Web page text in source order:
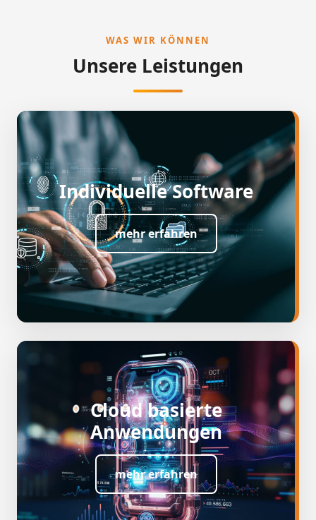
WAS WIR KÖNNEN
Unsere Leistungen
Individuelle Software
mehr erfahren
Cloud basierte
Anwendungen
mehr erfahren